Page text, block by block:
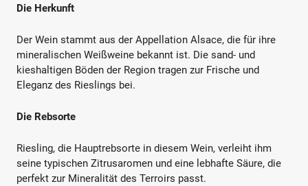
Die Herkunft
Der Wein stammt aus der Appellation Alsace, die für ihre
mineralischen Weißweine bekannt ist. Die sand- und
kieshaltigen Böden der Region tragen zur Frische und
Eleganz des Rieslings bei.
Die Rebsorte
Riesling, die Hauptrebsorte in diesem Wein, verleiht ihm
seine typischen Zitrusaromen und eine lebhafte Säure, die
perfekt zur Mineralität des Terroirs passt.